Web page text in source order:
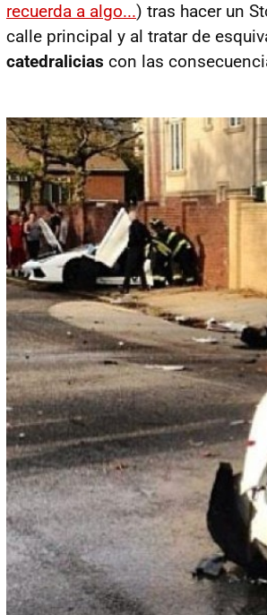
recuerda a algo...) tras hacer un
calle principal y al tratar de
catedralicias con las